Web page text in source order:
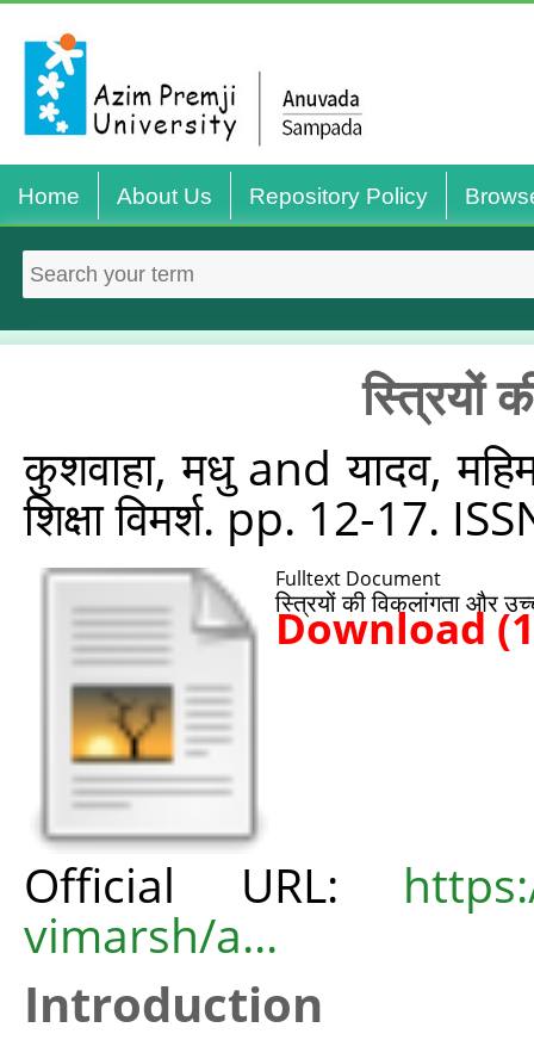
Home About Us Repository Policy
स्त्रियों
कुशवाहा, मधुandयादव,
शिक्षा विमर्श. pp. 12-17.
Fulltext Document
स्त्रियों की विकलांगता और
Download
Official URL:
vimarsh/a...
Introduction